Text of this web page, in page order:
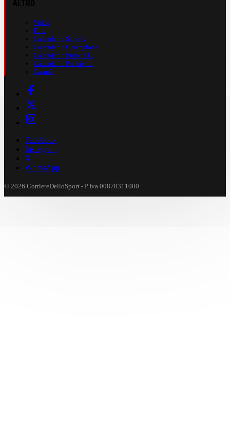
Video
Foto
Calendario Serie A
Calendario Champions
Calendario Europa L.
Calendario Premier L.
Casinò
Facebook
Instagram
X
WhatsApp
© 2026 CorriereDelloSport - P.Iva 00878311000